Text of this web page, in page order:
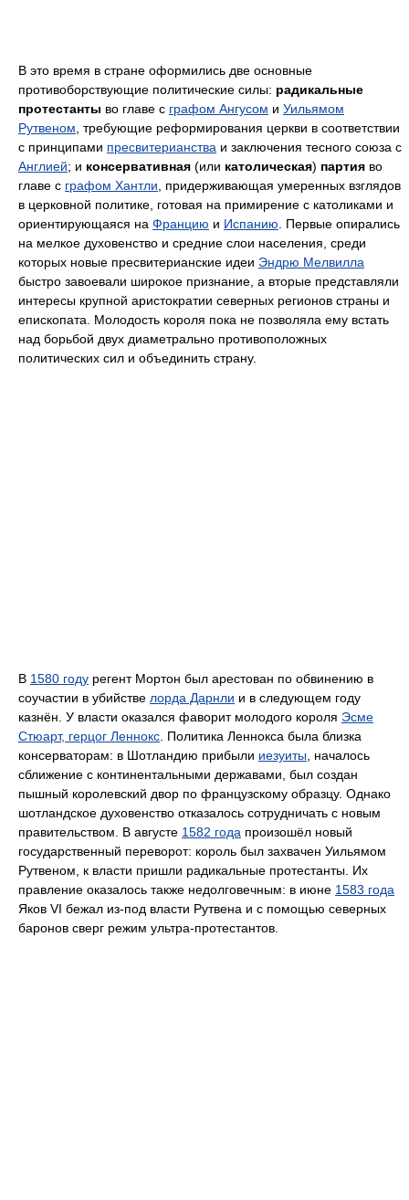
В это время в стране оформились две основные
противоборствующие политические силы: радикальные
протестанты во главе с графом Ангусом и Уильямом
Рутвеном , требующие реформирования церкви в соответствии
с принципами пресвитерианства и заключения тесного союза с
Англией; и консервативная (или католическая) партия во
главе с графом Хантли , придерживающая умеренных взглядов
в церковной политике, готовая на примирение с католиками и
ориентирующаяся на Францию и Испанию . Первые опирались
на мелкое духовенство и средние слои населения, среди
которых новые пресвитерианские идеи Эндрю Мелвилла
быстро завоевали широкое признание, а вторые представляли
интересы крупной аристократии северных регионов страны и
епископата. Молодость короля пока не позволяла ему встать
над борьбой двух диаметрально противоположных
политических сил и объединить страну.
В 1580 году регент Мортон был арестован по обвинению в
соучастии в убийстве лорда Дарнли и в следующем году
казнён. У власти оказался фаворит молодого короля Эсме
Стюарт, герцог Леннокс . Политика Леннокса была близка
консерваторам: в Шотландию прибыли иезуиты , началось
сближение с континентальными державами, был создан
пышный королевский двор по французскому образцу. Однако
шотландское духовенство отказалось сотрудничать с новым
правительством. В августе 1582 года произошёл новый
государственный переворот: король был захвачен Уильямом
Рутвеном, к власти пришли радикальные протестанты. Их
правление оказалось также недолговечным: в июне 1583 года
Яков VI бежал из-под власти Рутвена и с помощью северных
баронов сверг режим ультра-протестантов.